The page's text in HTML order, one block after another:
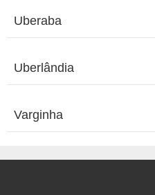
Uberaba
Uberlândia
Varginha